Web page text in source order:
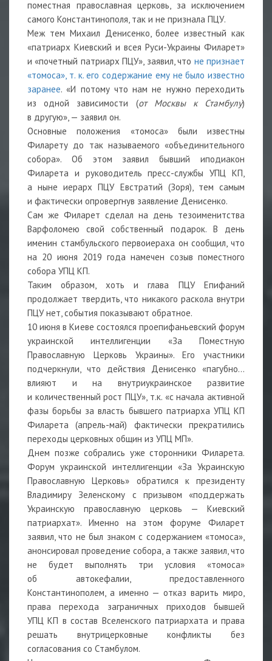
поместная православная церковь, за исключением
самого Константинополя, так и не признала ПЦУ.
Меж тем Михаил Денисенко, более известный как
«патриарх Киевский и всея Руси-Украины Филарет»
и «почетный патриарх ПЦУ», заявил, что не признает
«томоса», т. к. его содержание ему не было известно
заранее. «И потому что нам не нужно переходить
из одной зависимости (от Москвы к Стамбулу)
в другую», — заявил он.
Основные положения «томоса» были известны
Филарету до так называемого «объединительного
собора». Об этом заявил бывший иподиакон
Филарета и руководитель пресс-службы УПЦ КП,
а ныне иерарх ПЦУ Евстратий (Зоря), тем самым
и фактически опровергнув заявление Денисенко.
Сам же Филарет сделал на день тезоименитства
Варфоломею свой собственный подарок. В день
именин стамбульского первоиераха он сообщил, что
на 20 июня 2019 года намечен созыв поместного
собора УПЦ КП.
Таким образом, хоть и глава ПЦУ Епифаний
продолжает твердить, что никакого раскола внутри
ПЦУ нет, события показывают обратное.
10 июня в Киеве состоялся проепифаньевский форум
украинской интеллигенции «За Поместную
Православную Церковь Украины». Его участники
подчеркнули, что действия Денисенко «пагубно…
влияют и на внутриукраинское развитие
и количественный рост ПЦУ», т.к. «с начала активной
фазы борьбы за власть бывшего патриарха УПЦ КП
Филарета (апрель-май) фактически прекратились
переходы церковных общин из УПЦ МП».
Днем позже собрались уже сторонники Филарета.
Форум украинской интеллигенции «За Украинскую
Православную Церковь» обратился к президенту
Владимиру Зеленскому с призывом «поддержать
Украинскую православную церковь — Киевский
патриархат». Именно на этом форуме Филарет
заявил, что не был знаком с содержанием «томоса»,
анонсировал проведение собора, а также заявил, что
не будет выполнять три условия «томоса»
об автокефалии, предоставленного
Константинополем, а именно — отказ варить миро,
права перехода заграничных приходов бывшей
УПЦ КП в состав Вселенского патриархата и права
решать внутрицерковные конфликты без
согласования со Стамбулом.